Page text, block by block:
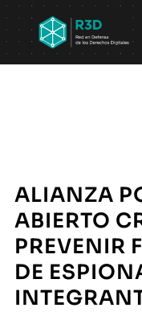
ALIANZA
ABIERTO
PREVENIR
DE